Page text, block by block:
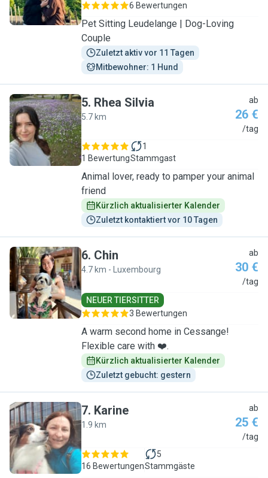
6 Bewertungen
Pet Sitting Leudelange | Dog-Loving
Couple
Zuletzt aktiv vor 11 Tagen
Mitbewohner: 1 Hund
R
5. Rhea Silvia
5.7 km
ab
26 €
/tag
1 Bewertung
1
Stammgast
Animal lover, ready to pamper your animal
friend
Kürzlich aktualisierter Kalender
Zuletzt kontaktiert vor 10 Tagen
C
6. Chin
4.7 km - Luxembourg
ab
30 €
/tag
NEUER TIERSITTER
3 Bewertungen
A warm second home in Cessange!
Flexible care with ❤️.
Kürzlich aktualisierter Kalender
Zuletzt gebucht: gestern
K
7. Karine
1.9 km
ab
25 €
/tag
16 Bewertungen
5
Stammgäste